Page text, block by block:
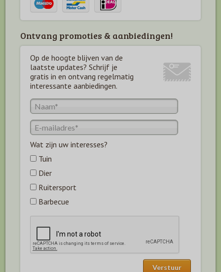
Ontvang promoties & aanbiedingen!
Op de hoogte blijven van de
laatste updates? Schrijf je
gratis in en ontvang regelmatig
interessante aanbiedingen.
Wat zijn uw interesses?
Tuin
Dier
Ruitersport
Barbecue